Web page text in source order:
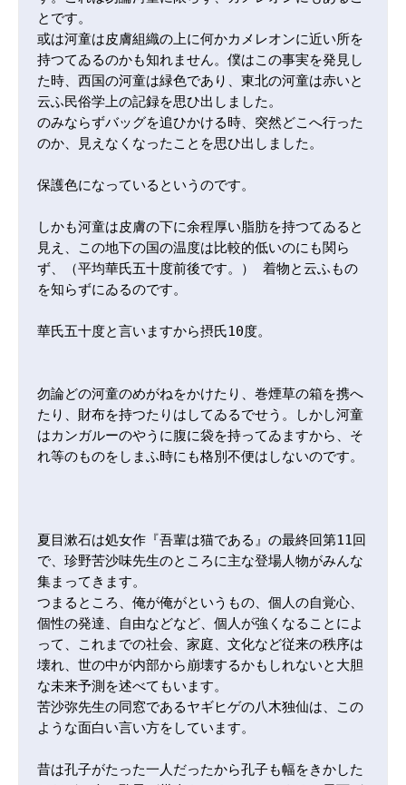
とです。
或は河童は皮膚組織の上に何かカメレオンに近い所を
持つてゐるのかも知れません。僕はこの事実を発見し
た時、西国の河童は緑色であり、東北の河童は赤いと
云ふ民俗学上の記録を思ひ出しました。
のみならずバッグを追ひかける時、突然どこへ行った
のか、見えなくなったことを思ひ出しました。
保護色になっているというのです。
しかも河童は皮膚の下に余程厚い脂肪を持つてゐると
見え、この地下の国の温度は比較的低いのにも関ら
ず、（平均華氏五十度前後です。） 着物と云ふもの
を知らずにゐるのです。
華氏五十度と言いますから摂氏10度。
勿論どの河童のめがねをかけたり、巻煙草の箱を携へ
たり、財布を持つたりはしてゐるでせう。しかし河童
はカンガルーのやうに腹に袋を持ってゐますから、そ
れ等のものをしまふ時にも格別不便はしないのです。
夏目漱石は処女作『吾輩は猫である』の最終回第11回
で、珍野苦沙味先生のところに主な登場人物がみんな
集まってきます。
つまるところ、俺が俺がというもの、個人の自覚心、
個性の発達、自由などなど、個人が強くなることによ
って、これまでの社会、家庭、文化など従来の秩序は
壊れ、世の中が内部から崩壊するかもしれないと大胆
な未来予測を述べてもいます。
苦沙弥先生の同窓であるヤギヒゲの八木独仙は、この
ような面白い言い方をしています。
昔は孔子がたった一人だったから孔子も幅をきかした